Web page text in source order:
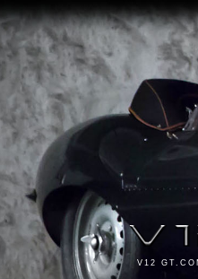
V12